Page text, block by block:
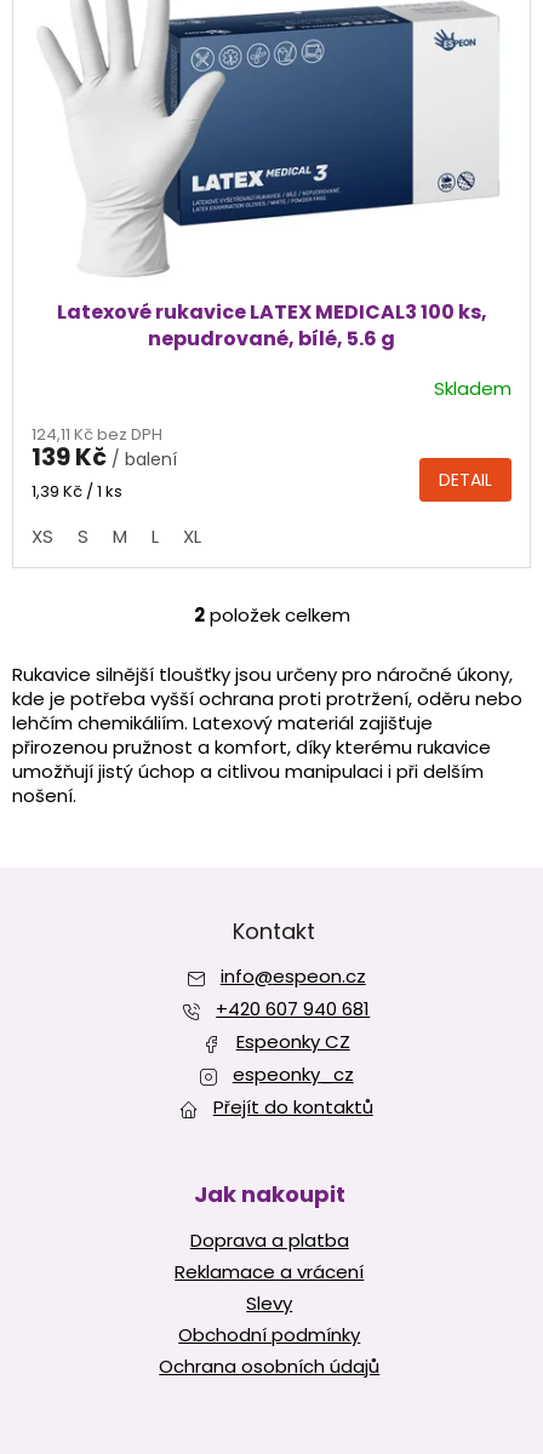
Latexové rukavice LATEX MEDICAL3 100 ks,
nepudrované, bílé, 5.6 g
produktu
je
4,7
5
hvězdiček.
Skladem
124,11 Kč bez DPH
139 Kč / balení
Měrná
1,39 Kč / 1 ks DETAIL
XS S M L XL
O
l
á
d
a
c
í
v
ý
p
i
s
u
2položek celkem
Rukavice silnější tloušťky jsou určeny pro náročné úkony,
kde je potřeba vyšší ochrana proti protržení, oděru nebo
lehčím chemikáliím. Latexový materiál zajišťuje
přirozenou pružnost a komfort, díky kterému rukavice
umožňují jistý úchop a citlivou manipulaci i při delším
nošení.
Kontakt
info@espeon.cz
+420 607 940 681
Espeonky CZ
espeonky_cz
Přejít do kontaktů
Jak nakoupit
Doprava a platba
Reklamace a vrácení
Slevy
Obchodní podmínky
Ochrana osobních údajů